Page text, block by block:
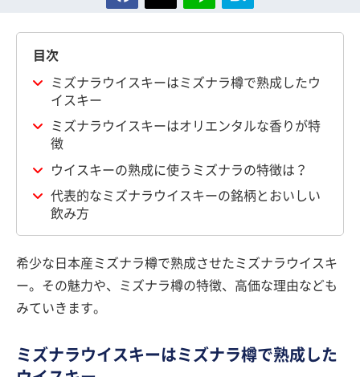
目次
ミズナラウイスキーはミズナラ樽で熟成したウ
イスキー
ミズナラウイスキーはオリエンタルな香りが特
徴
ウイスキーの熟成に使うミズナラの特徴は？
代表的なミズナラウイスキーの銘柄とおいしい
飲み方
希少な日本産ミズナラ樽で熟成させたミズナラウイスキ
ー。その魅力や、ミズナラ樽の特徴、高価な理由なども
みていきます。
ミズナラウイスキーはミズナラ樽で熟成した